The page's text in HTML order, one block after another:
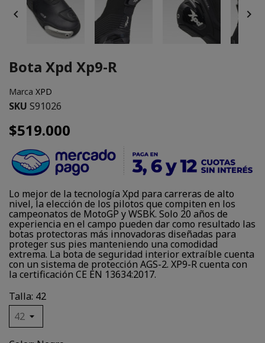
 
Bota Xpd Xp9-R
Marca XPD
SKU S91026
$519.000
Lo mejor de la tecnología Xpd para carreras de alto
nivel, la elección de los pilotos que compiten en los
campeonatos de MotoGP y WSBK. Solo 20 años de
experiencia en el campo pueden dar como resultado las
botas protectoras más innovadoras diseñadas para
proteger sus pies manteniendo una comodidad
extrema. La bota de seguridad interior extraíble cuenta
con un sistema de protección AGS-2. XP9-R cuenta con
la certificación CE EN 13634:2017.
Talla: 42